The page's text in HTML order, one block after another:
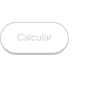
Calcular